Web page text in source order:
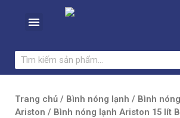
Trang chủ / Bình nóng lạnh / Bình
Ariston / Bình nóng lạnh Ariston 15 lít